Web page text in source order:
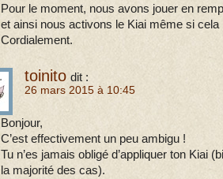
Pour le moment, nous avons jouer en
et ainsi nous activons le Kiai même si cela
Cordialement.
toinito dit :
26 mars 2015 à 10:45
Bonjour,
C’est effectivement un peu ambigu !
Tu n’es jamais obligé d’appliquer ton Kiai
la majorité des cas).